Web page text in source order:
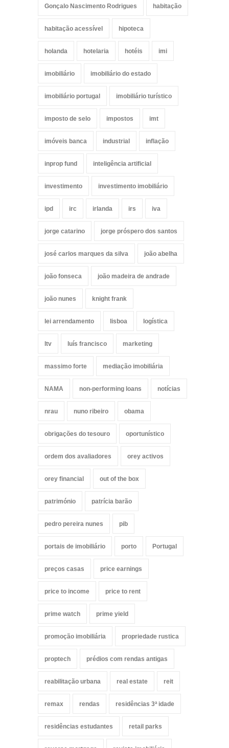
Gonçalo Nascimento Rodrigues habitação
habitação acessível hipoteca
holanda hotelaria hotéis imi
imobiliário imobiliário do estado
imobiliário portugal imobiliário turístico
imposto de selo impostos imt
imóveis banca industrial inflação
inprop fund inteligência artificial
investimento investimento imobiliário
ipd irc irlanda irs iva
jorge catarino jorge próspero dos santos
josé carlos marques da silva joão abelha
joão fonseca joão madeira de andrade
joão nunes knight frank
lei arrendamento lisboa logística
ltv luís francisco marketing
massimo forte mediação imobiliária
NAMA non-performing loans notícias
nrau nuno ribeiro obama
obrigações do tesouro oportunístico
ordem dos avaliadores orey activos
orey financial out of the box
património patrícia barão
pedro pereira nunes pib
portais de imobiliário porto Portugal
preços casas price earnings
price to income price to rent
prime watch prime yield
promoção imobiliária propriedade rustica
proptech prédios com rendas antigas
reabilitação urbana real estate reit
remax rendas residências 3ª idade
residências estudantes retail parks